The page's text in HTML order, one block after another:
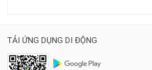
TẢI ỨNG DỤNG DI ĐỘNG